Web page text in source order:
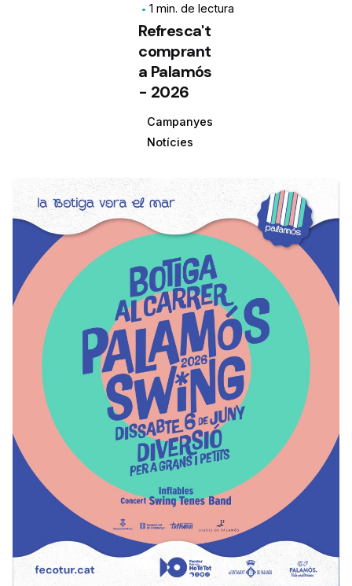
1 min. de lectura
Refresca't
comprant
a Palamós
- 2026
Campanyes
Notícies